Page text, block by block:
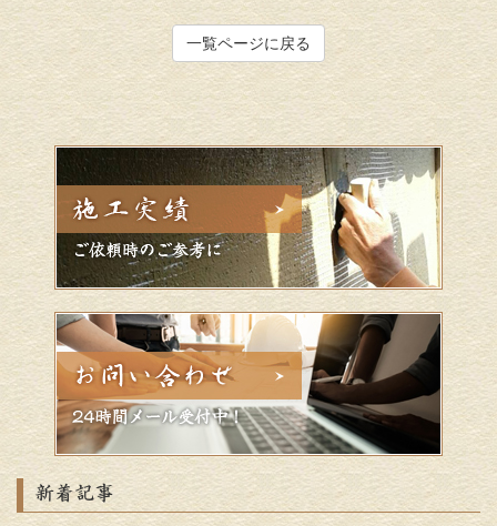
一覧ページに戻る
新着記事